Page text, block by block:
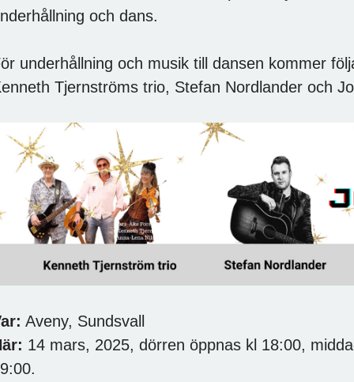
och dans.
underhållning och musik till dansen kommer
Tjernströms trio, Stefan Nordlander och
Aveny, Sundsvall
14 mars, 2025, dörren öppnas kl 18:00,